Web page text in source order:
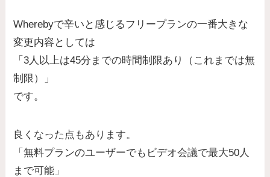
Wherebyで辛いと感じるフリープランの一番大きな
変更内容としては
「3人以上は45分までの時間制限あり（これまでは無
制限）」
です。
良くなった点もあります。
「無料プランのユーザーでもビデオ会議で最大50人
まで可能」